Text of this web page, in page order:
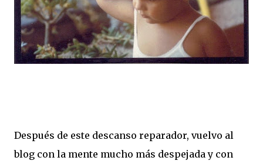
Después de este descanso reparador, vuelvo al
blog con la mente mucho más despejada y con